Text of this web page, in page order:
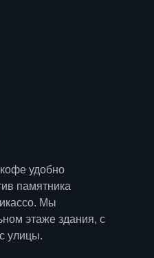
удобно
памятника
Мы
этаже здания, с
улицы.